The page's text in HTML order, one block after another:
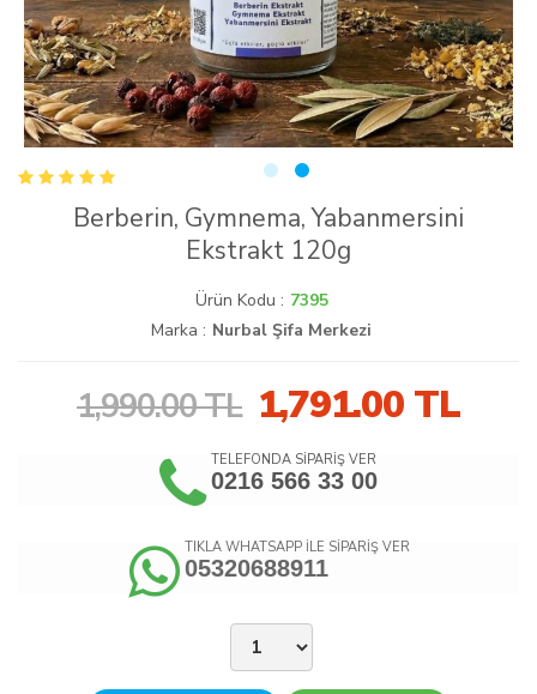
Berberin, Gymnema, Yabanmersini
Ekstrakt 120g
Ürün Kodu : 7395
Marka : Nurbal Şifa Merkezi
1,990.00 TL 1,791.00 TL
TELEFONDA SİPARİŞ VER
0216 566 33 00
TIKLA WHATSAPP İLE SİPARİŞ VER
05320688911